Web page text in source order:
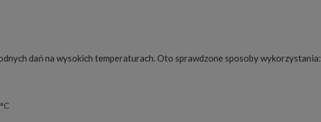
dań na wysokich temperaturach. Oto sprawdzone sposoby wykorzystania: